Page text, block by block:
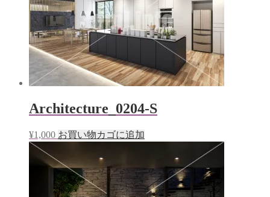
Architecture_0204-S
¥1,000 お買い物カゴに追加